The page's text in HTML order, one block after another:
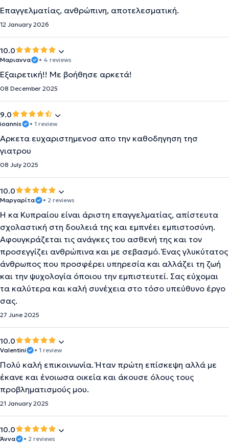
Επαγγελματίας, ανθρώπινη, αποτελεσματική.
12 January 2026
10.0
Μαριαννα • 4 reviews
Εξαιρετική!! Με βοήθησε αρκετά!
08 December 2025
9.0
ioannis • 1 review
Αρκετα ευχαριστημενοσ απο την καθοδηγηση τησ
γιατρου
08 July 2025
10.0
Μαργαρίτα • 2 reviews
Η κα Κυπραίου είναι άριστη επαγγελματίας, απίστευτα
σχολαστική στη δουλειά της και εμπνέει εμπιστοσύνη.
Αφουγκράζεται τις ανάγκες του ασθενή της και τον
προσεγγίζει ανθρώπινα και με σεβασμό. Ένας γλυκύτατος
άνθρωπος που προσφέρει υπηρεσία και αλλάζει τη ζωή
και την ψυχολογία όποιου την εμπιστευτεί. Σας εύχομαι
τα καλύτερα και καλή συνέχεια στο τόσο υπεύθυνο έργο
σας.
27 June 2025
10.0
Valentini • 1 review
Πολύ καλή επικοινωνία. Ήταν πρώτη επίσκεψη αλλά με
έκανε και ένοιωσα οικεία και άκουσε όλους τους
προβληματισμούς μου.
21 January 2025
10.0
Άννα • 2 reviews